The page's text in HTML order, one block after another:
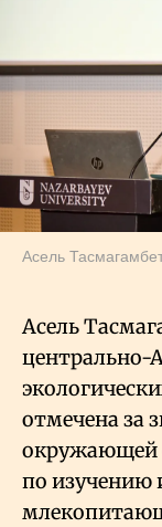
Асель
Асель
центрально-
отмечена за
окружающей
по изучению